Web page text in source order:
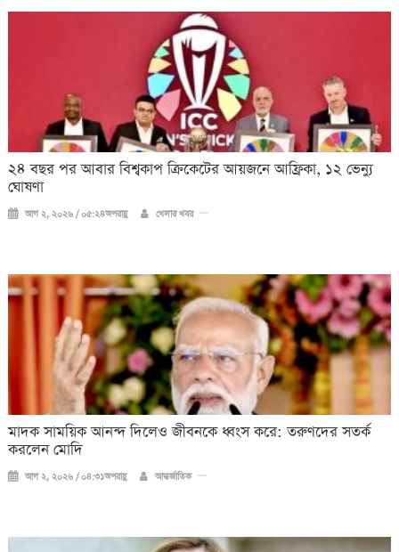
২৪ বছর পর আবার বিশ্বকাপ ক্রিকে‌টের আয়জনে আফ্রিকা, ১২ ভেন্যু
ঘোষণা
আগ ২, ২০২৬ / ০৫:২৪অপরাহ্ণ খেলার খবর
মাদক সাময়িক আনন্দ দিলেও জীবনকে ধ্বংস করে: তরুণদের সতর্ক
করলেন মোদি
আগ ২, ২০২৬ / ০৪:৩১অপরাহ্ণ আন্তর্জাতিক